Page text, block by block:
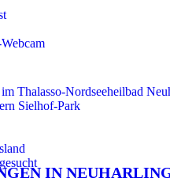
Thalasso-Nordseeheilbad
Sielhof-Park
IN